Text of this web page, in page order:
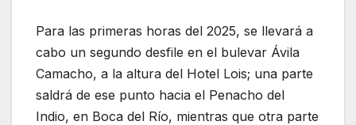
Para las primeras horas del 2025, se llevará a
cabo un segundo desfile en el bulevar Ávila
Camacho, a la altura del Hotel Lois; una parte
saldrá de ese punto hacia el Penacho del
Indio, en Boca del Río, mientras que otra parte